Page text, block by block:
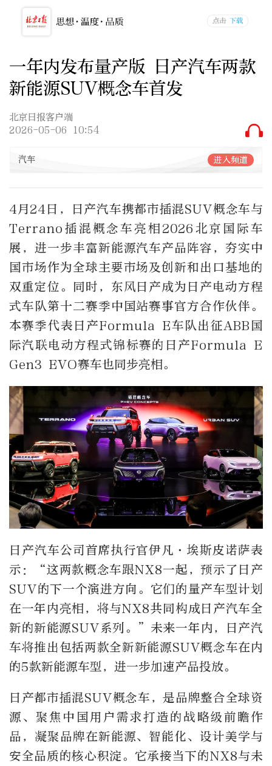
一年内发布量产版 日产汽车两款
新能源SUV概念车首发
北京日报客户端
2026-05-06 10:54
汽车 进入频道
4月24日，日产汽车携都市插混SUV概念车与
Terrano插混概念车亮相2026北京国际车
展，进一步丰富新能源汽车产品阵容，夯实中
国市场作为全球主要市场及创新和出口基地的
双重定位。同时，东风日产成为日产电动方程
式车队第十二赛季中国站赛事官方合作伙伴。
本赛季代表日产Formula E车队出征ABB国
际汽联电动方程式锦标赛的日产Formula E
Gen3 EVO赛车也同步亮相。
日产汽车公司首席执行官伊凡·埃斯皮诺萨表
示：“这两款概念车跟NX8一起，预示了日产
SUV的下一个演进方向。它们的量产车型计划
在一年内亮相，将与NX8共同构成日产汽车全
新的新能源SUV系列。”未来一年内，日产汽
车将推出包括两款全新新能源SUV概念车在内
的5款新能源车型，进一步加速产品投放。
日产都市插混SUV概念车，是品牌整合全球资
源、聚焦中国用户需求打造的战略级前瞻作
品，凝聚品牌在新能源、智能化、设计美学与
安全品质的核心积淀。它承接当下的NX8与未